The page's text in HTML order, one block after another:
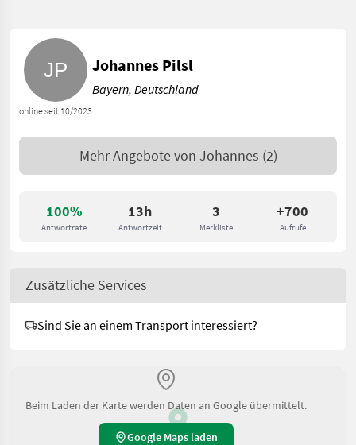
100%
Antwortrate
13h
Antwortzeit
3
Merkliste
+700
Aufrufe
online seit 10/2023
Johannes Pilsl
Bayern, Deutschland
Mehr Angebote von Johannes (2)
Zusätzliche Services
Sind Sie an einem Transport interessiert?
Beim Laden der Karte werden Daten an Google übermittelt.
Google Maps laden